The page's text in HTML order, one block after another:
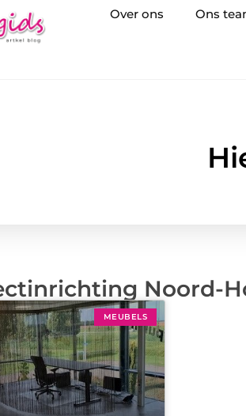
Over ons Ons
Noord-
MEUBELS